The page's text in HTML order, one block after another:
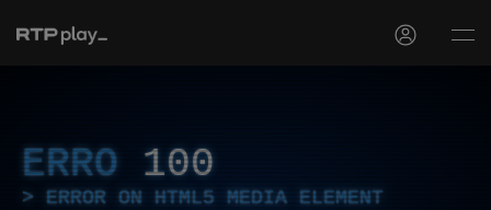
ERRO 100
ERROR ON HTML5 MEDIA ELEMENT